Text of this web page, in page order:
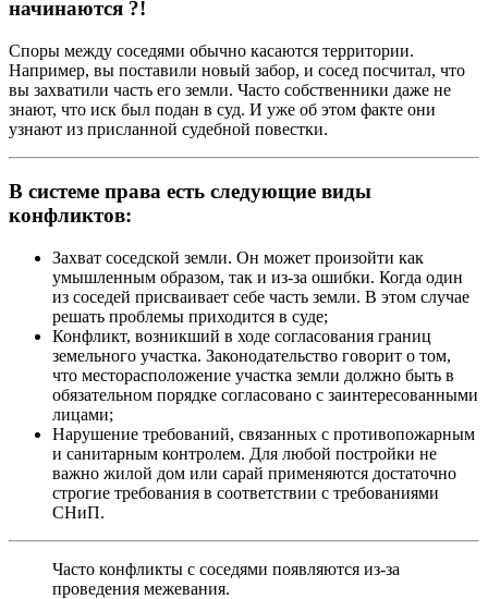
начинаются ?!
Споры между соседями обычно касаются территории.
Например, вы поставили новый забор, и сосед посчитал, что
вы захватили часть его земли. Часто собственники даже не
знают, что иск был подан в суд. И уже об этом факте они
узнают из присланной судебной повестки.
В системе права есть следующие виды
конфликтов:
Захват соседской земли. Он может произойти как
умышленным образом, так и из-за ошибки. Когда один
из соседей присваивает себе часть земли. В этом случае
решать проблемы приходится в суде;
Конфликт, возникший в ходе согласования границ
земельного участка. Законодательство говорит о том,
что месторасположение участка земли должно быть в
обязательном порядке согласовано с заинтересованными
лицами;
Нарушение требований, связанных с противопожарным
и санитарным контролем. Для любой постройки не
важно жилой дом или сарай применяются достаточно
строгие требования в соответствии с требованиями
СНиП.
Часто конфликты с соседями появляются из-за
проведения межевания.